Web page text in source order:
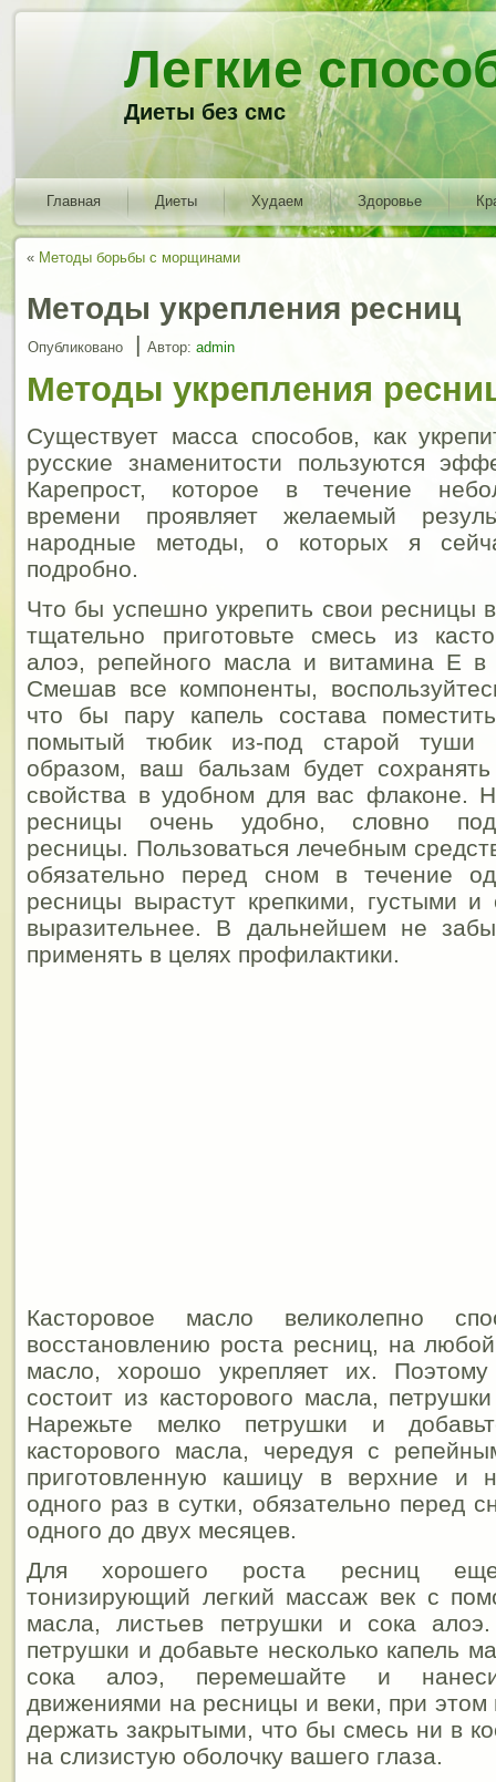
Легкие
Диеты без смс
Главная Диеты Худаем Здоровье
« Методы борьбы с морщинами
Методы укрепления ресниц
Опубликовано | Автор: admin
Методы укрепления
Существует масса способов, как
русские знаменитости пользуются
Карепрост, которое в течение
времени проявляет желаемый
народные методы, о которых я
подробно.
Что бы успешно укрепить свои ресницы
тщательно приготовьте смесь из
алоэ, репейного масла и витамина Е в
Смешав все компоненты,
что бы пару капель состава
помытый тюбик из-под старой туши
образом, ваш бальзам будет
свойства в удобном для вас флаконе.
ресницы очень удобно, словно
ресницы. Пользоваться лечебным
обязательно перед сном в течение
ресницы вырастут крепкими, густыми
выразительнее. В дальнейшем не
применять в целях профилактики.
Касторовое масло великолепно
восстановлению роста ресниц, на
масло, хорошо укрепляет их.
состоит из касторового масла,
Нарежьте мелко петрушки и
касторового масла, чередуя с
приготовленную кашицу в верхние и
одного раз в сутки, обязательно перед
одного до двух месяцев.
Для хорошего роста ресниц
тонизирующий легкий массаж век с
масла, листьев петрушки и сока
петрушки и добавьте несколько капель
сока алоэ, перемешайте и
движениями на ресницы и веки, при этом
держать закрытыми, что бы смесь ни в
на слизистую оболочку вашего глаза.